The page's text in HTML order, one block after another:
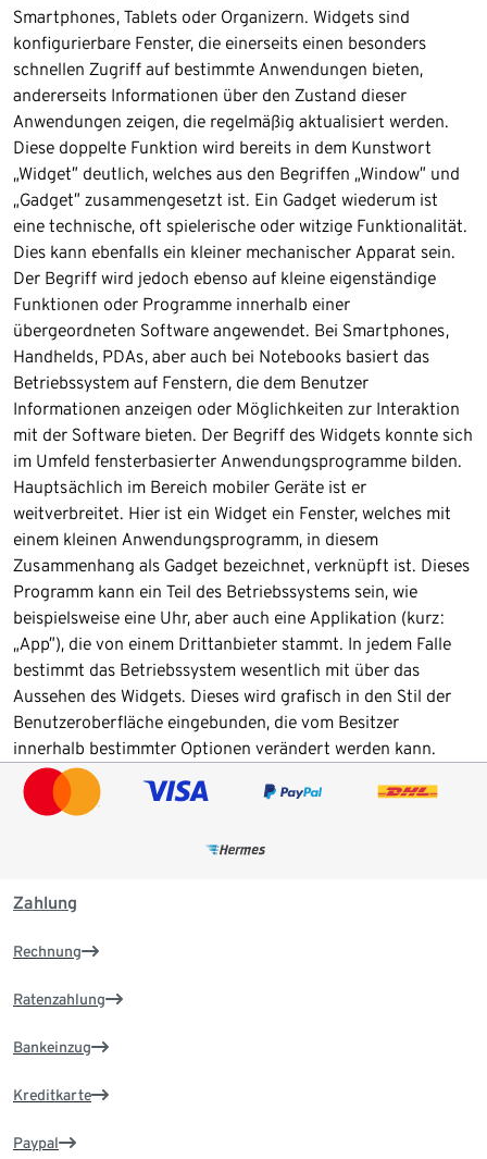
Smartphones, Tablets oder Organizern. Widgets sind
konfigurierbare Fenster, die einerseits einen besonders
schnellen Zugriff auf bestimmte Anwendungen bieten,
andererseits Informationen über den Zustand dieser
Anwendungen zeigen, die regelmäßig aktualisiert werden.
Diese doppelte Funktion wird bereits in dem Kunstwort
„Widget” deutlich, welches aus den Begriffen „Window” und
„Gadget” zusammengesetzt ist. Ein Gadget wiederum ist
eine technische, oft spielerische oder witzige Funktionalität.
Dies kann ebenfalls ein kleiner mechanischer Apparat sein.
Der Begriff wird jedoch ebenso auf kleine eigenständige
Funktionen oder Programme innerhalb einer
übergeordneten Software angewendet. Bei Smartphones,
Handhelds, PDAs, aber auch bei Notebooks basiert das
Betriebssystem auf Fenstern, die dem Benutzer
Informationen anzeigen oder Möglichkeiten zur Interaktion
mit der Software bieten. Der Begriff des Widgets konnte sich
im Umfeld fensterbasierter Anwendungsprogramme bilden.
Hauptsächlich im Bereich mobiler Geräte ist er
weitverbreitet. Hier ist ein Widget ein Fenster, welches mit
einem kleinen Anwendungsprogramm, in diesem
Zusammenhang als Gadget bezeichnet, verknüpft ist. Dieses
Programm kann ein Teil des Betriebssystems sein, wie
beispielsweise eine Uhr, aber auch eine Applikation (kurz:
„App”), die von einem Drittanbieter stammt. In jedem Falle
bestimmt das Betriebssystem wesentlich mit über das
Aussehen des Widgets. Dieses wird grafisch in den Stil der
Benutzeroberfläche eingebunden, die vom Besitzer
innerhalb bestimmter Optionen verändert werden kann.
Zahlung
Rechnung
Ratenzahlung
Bankeinzug
Kreditkarte
Paypal